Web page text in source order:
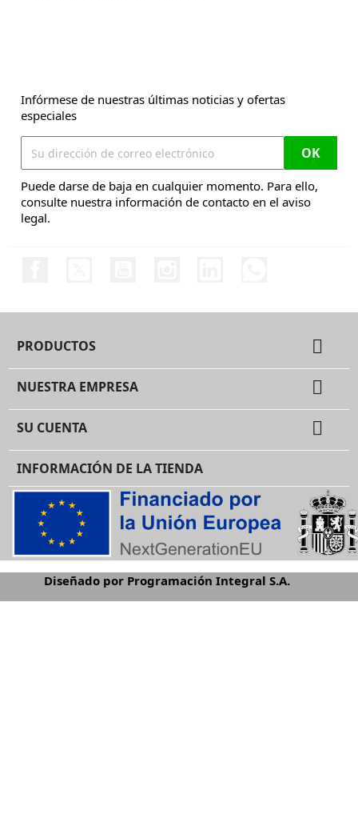
Infórmese de nuestras últimas noticias y ofertas
especiales
Puede darse de baja en cualquier momento. Para ello,
consulte nuestra información de contacto en el aviso
legal.
PRODUCTOS 
NUESTRA EMPRESA 
SU CUENTA 
INFORMACIÓN DE LA TIENDA
Diseñado por Programación Integral S.A.